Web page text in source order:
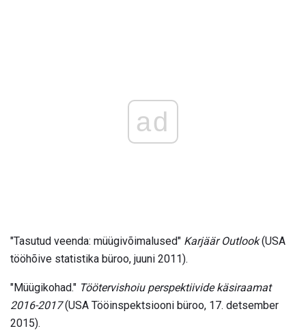
ad
"Tasutud veenda: müügivõimalused" Karjäär Outlook(USA
tööhõive statistika büroo, juuni 2011).
"Müügikohad." Töötervishoiu perspektiivide käsiraamat
2016-2017(USA Tööinspektsiooni büroo, 17. detsember
2015).